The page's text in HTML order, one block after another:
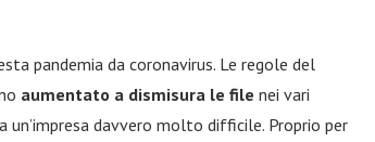
pandemia da coronavirus. Le regole del
aumentato a dismisura le file nei vari
un’impresa davvero molto difficile. Proprio per